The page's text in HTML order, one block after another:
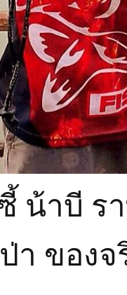
น้าบี ร
า ของจ